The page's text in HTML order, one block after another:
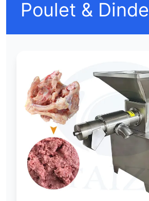
Poulet & Dinde